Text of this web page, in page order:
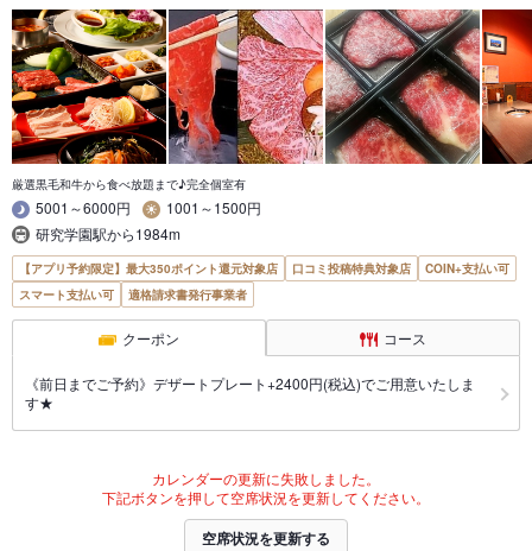
厳選黒毛和牛から食べ放題まで♪完全個室有
5001～6000円
1001～1500円
研究学園駅から1984m
【アプリ予約限定】最大350ポイント還元対象店 口コミ投稿特典対象店
COIN+支払い可
スマート支払い可
適格請求書発行事業者
クーポン コース
《前日までご予約》デザートプレート+2400円(税込)でご用意いたしま
す★
カレンダーの更新に失敗しました。
下記ボタンを押して空席状況を更新してください。
空席状況を更新する